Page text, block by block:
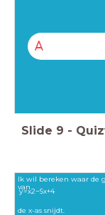
A
Slide 9 -
Ik wil bereken waar de
van
de x-as snijdt.
y=x2−5x+4